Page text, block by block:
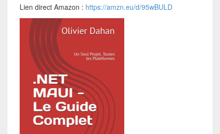
Lien direct Amazon : https://amzn.eu/d/95wBULD